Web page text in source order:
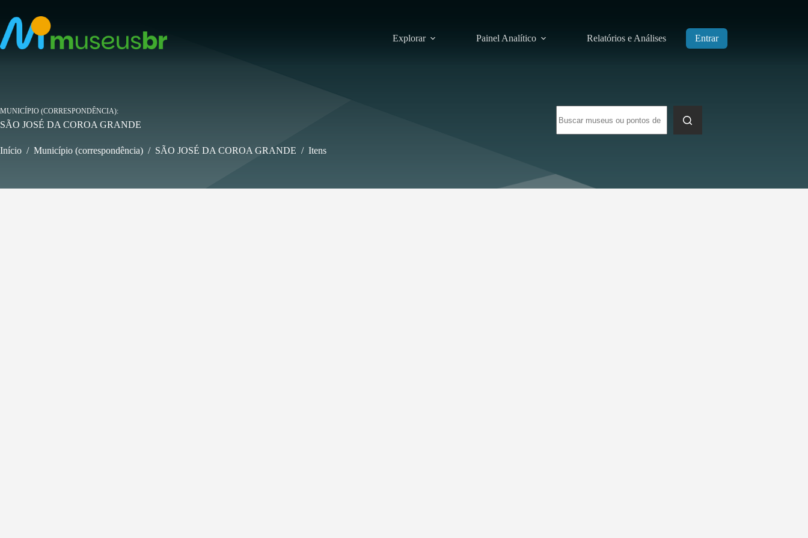
para
conteúdo
Explorar Painel Analítico Relatórios e Análises Entrar
resultados
MUNICÍPIO (CORRESPONDÊNCIA)
SÃO JOSÉ DA COROA GRANDE
Início / Município (correspondência) / SÃO JOSÉ DA COROA GRANDE / Itens